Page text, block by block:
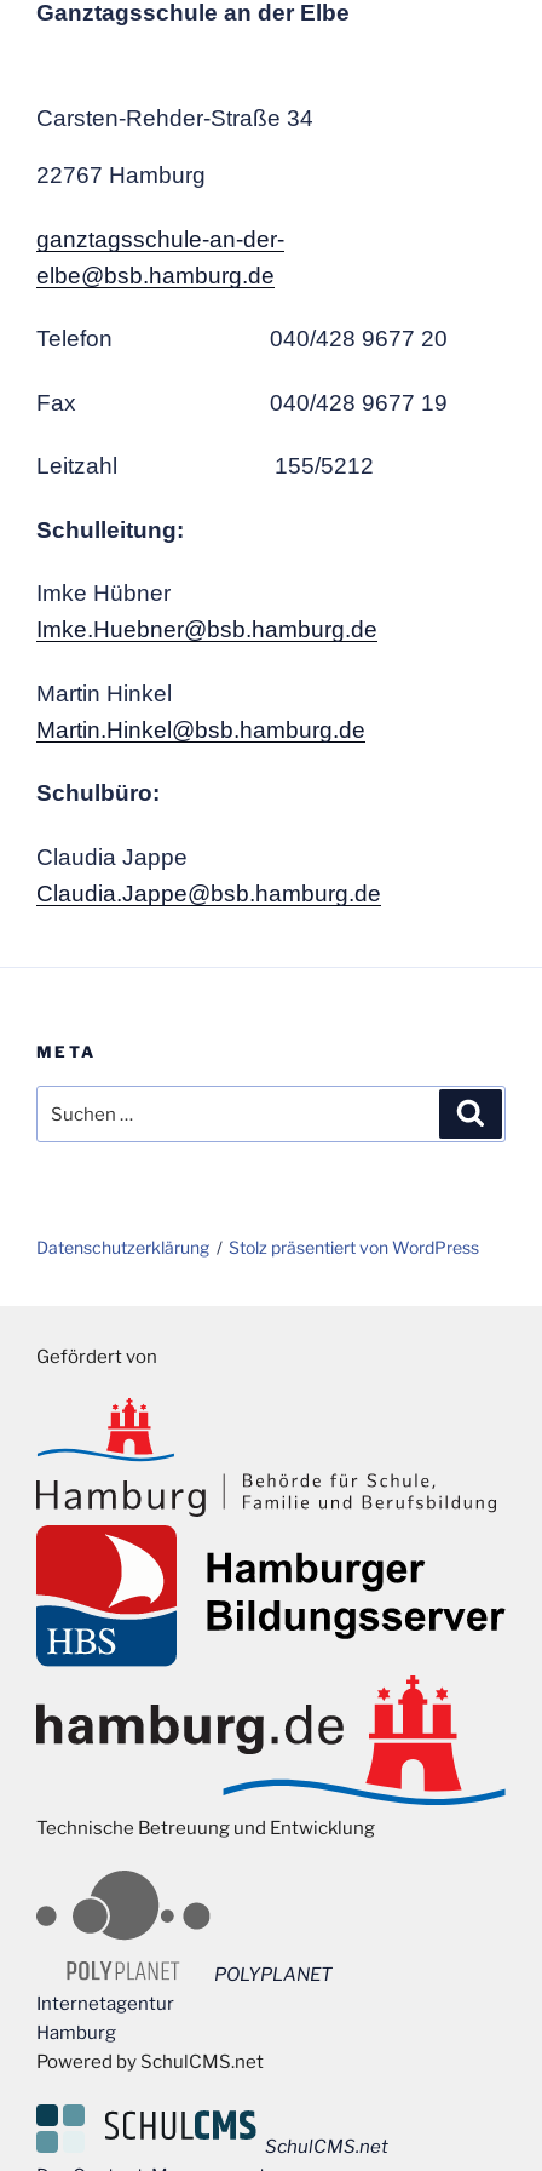
Ganztagsschule an der Elbe
Carsten-Rehder-Straße 34
22767 Hamburg
ganztagsschule-an-der-
elbe@bsb.hamburg.de
Telefon 040/428 9677 20
Fax 040/428 9677 19
Leitzahl 155/5212
Schulleitung:
Imke Hübner
Imke.Huebner@bsb.hamburg.de
Martin Hinkel
Martin.Hinkel@bsb.hamburg.de
Schulbüro:
Claudia Jappe
Claudia.Jappe@bsb.hamburg.de
META
nach:
Datenschutzerklärung Stolz präsentiert von WordPress
Gefördert von
Technische Betreuung und Entwicklung
POLYPLANET
Internetagentur
Hamburg
Powered by SchulCMS.net
SchulCMS.net